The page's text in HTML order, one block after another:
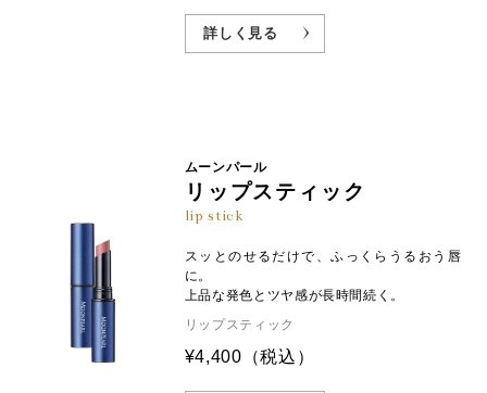
詳しく見る
ムーンパール
リップスティック
lip stick
スッとのせるだけで、ふっくらうるおう唇
に。
上品な発色とツヤ感が長時間続く。
リップスティック
¥4,400 （税込）